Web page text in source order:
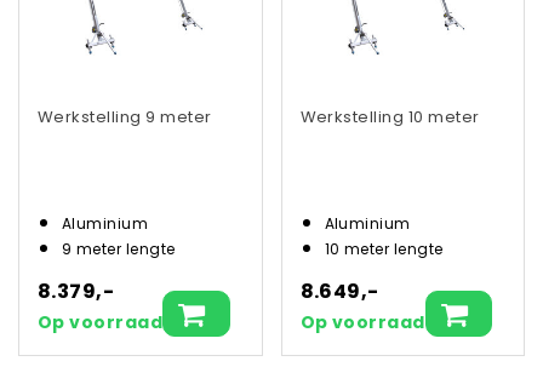
Werkstelling 9 meter
Aluminium
9 meter lengte
8.379,-
Op voorraad
Werkstelling 10 meter
Aluminium
10 meter lengte
8.649,-
Op voorraad